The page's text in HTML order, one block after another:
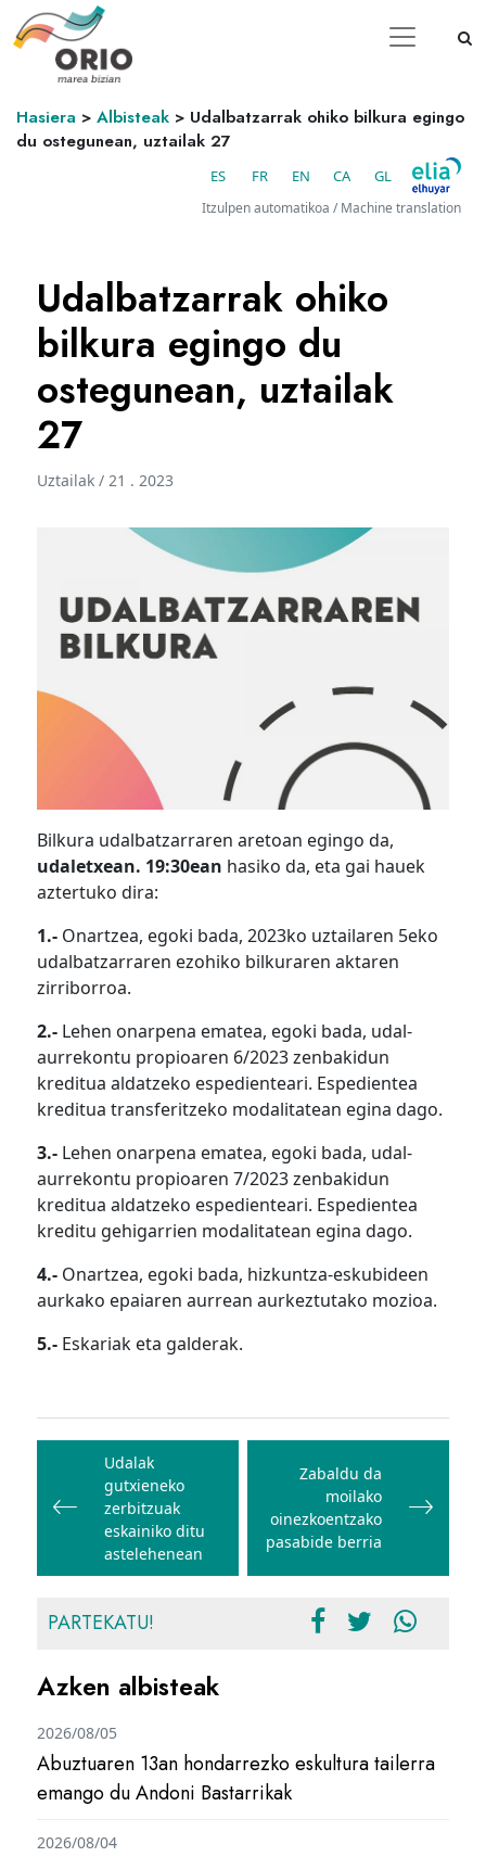
Hasiera > Albisteak > Udalbatzarrak ohiko bilkura egingo
du ostegunean, uztailak 27
ES FR EN CA GL
Itzulpen automatikoa / Machine translation
Udalbatzarrak ohiko
bilkura egingo du
ostegunean, uztailak
27
Uztailak / 21 . 2023
Bilkura udalbatzarraren aretoan egingo da,
udaletxean. 19:30ean hasiko da, eta gai hauek
aztertuko dira:
1.- Onartzea, egoki bada, 2023ko uztailaren 5eko
udalbatzarraren ezohiko bilkuraren aktaren
zirriborroa.
2.- Lehen onarpena ematea, egoki bada, udal-
aurrekontu propioaren 6/2023 zenbakidun
kreditua aldatzeko espedienteari. Espedientea
kreditua transferitzeko modalitatean egina dago.
3.- Lehen onarpena ematea, egoki bada, udal-
aurrekontu propioaren 7/2023 zenbakidun
kreditua aldatzeko espedienteari. Espedientea
kreditu gehigarrien modalitatean egina dago.
4.- Onartzea, egoki bada, hizkuntza-eskubideen
aurkako epaiaren aurrean aurkeztutako mozioa.
5.- Eskariak eta galderak.
Bidalketetan
zehar
nabigatu
Udalak
gutxieneko
zerbitzuak
eskainiko ditu
astelehenean
Zabaldu da
moilako
oinezkoentzako
pasabide berria
PARTEKATU!
Azken albisteak
Abuztuaren 13an hondarrezko eskultura tailerra
emango du Andoni Bastarrikak
2026/08/05
2026/08/04